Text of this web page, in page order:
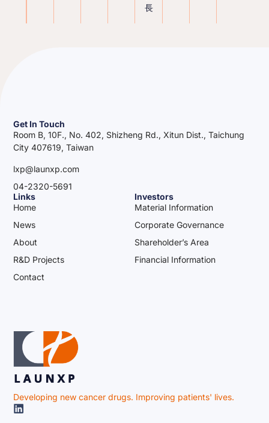
長
Developing new cancer drugs. Improving patients' lives.
Links
Home
News
About
R&D Projects
Contact
Investors
Material Information
Corporate Governance
Shareholder’s Area
Financial Information
Get In Touch
Room B, 10F., No. 402, Shizheng Rd., Xitun Dist., Taichung
City 407619, Taiwan
lxp@launxp.com
04-2320-5691